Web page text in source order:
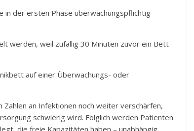
der ersten Phase überwachungspflichtig –
werden, weil zufällig 30 Minuten zuvor ein Bett
auf einer Überwachungs- oder
an Infektionen noch weiter verschärfen,
schwierig wird. Folglich werden Patienten
die freie Kapazitäten haben – unabhängig